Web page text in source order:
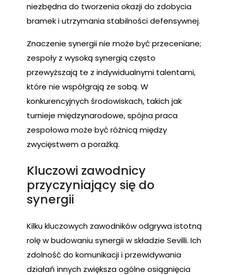
niezbędna do tworzenia okazji do zdobycia
bramek i utrzymania stabilności defensywnej.
Znaczenie synergii nie może być przeceniane;
zespoły z wysoką synergią często
przewyższają te z indywidualnymi talentami,
które nie współgrają ze sobą. W
konkurencyjnych środowiskach, takich jak
turnieje międzynarodowe, spójna praca
zespołowa może być różnicą między
zwycięstwem a porażką.
Kluczowi zawodnicy
przyczyniający się do
synergii
Kilku kluczowych zawodników odgrywa istotną
rolę w budowaniu synergii w składzie Sevilli. Ich
zdolność do komunikacji i przewidywania
działań innych zwiększa ogólne osiągnięcia